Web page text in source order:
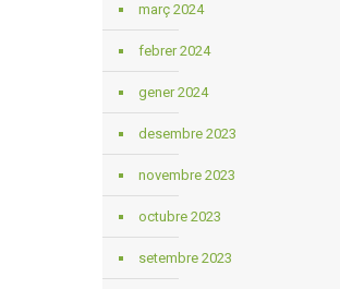
març 2024
febrer 2024
gener 2024
desembre 2023
novembre 2023
octubre 2023
setembre 2023